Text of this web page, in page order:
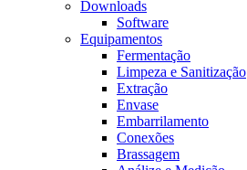
Downloads
Software
Equipamentos
Fermentação
Limpeza e Sanitização
Extração
Envase
Embarrilamento
Conexões
Brassagem